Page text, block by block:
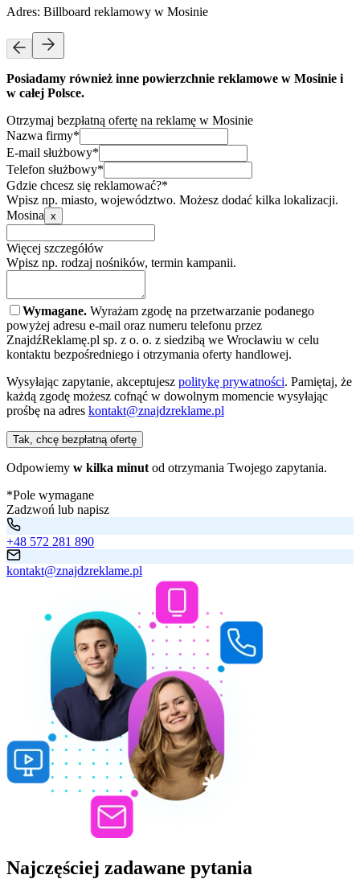
Adres: Billboard reklamowy w Mosinie
Posiadamy również inne powierzchnie reklamowe w Mosinie i
w całej Polsce.
Otrzymaj bezpłatną ofertę na reklamę w Mosinie
Nazwa firmy*
E-mail służbowy*
Telefon służbowy*
Gdzie chcesz się reklamować?*
Wpisz np. miasto, województwo. Możesz dodać kilka lokalizacji.
Mosina x
Więcej szczegółów
Wpisz np. rodzaj nośników, termin kampanii.
Wymagane. Wyrażam zgodę na przetwarzanie podanego
powyżej adresu e-mail oraz numeru telefonu przez
ZnajdźReklamę.pl sp. z o. o. z siedzibą we Wrocławiu w celu
kontaktu bezpośredniego i otrzymania oferty handlowej.
Wysyłając zapytanie, akceptujesz politykę prywatności. Pamiętaj, że
każdą zgodę możesz cofnąć w dowolnym momencie wysyłając
prośbę na adres kontakt@znajdzreklame.pl
Tak, chcę bezpłatną ofertę
Odpowiemy w kilka minut od otrzymania Twojego zapytania.
*Pole wymagane
Zadzwoń lub napisz
+48 572 281 890
kontakt@znajdzreklame.pl
Najczęściej zadawane pytania